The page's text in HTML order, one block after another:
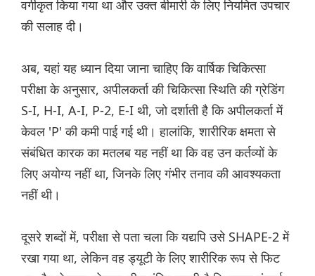
वर्गीकृत किया गया था और उक्त बीमारी के लिए नियमित उपचार
की सलाह दी।
अब, यहां यह ध्यान दिया जाना चाहिए कि वार्षिक चिकित्सा
परीक्षा के अनुसार, अपीलकर्ता की चिकित्सा स्थिति की ग्रेडिंग
S-I, H-I, A-I, P-2, E-I थी, जो दर्शाती है कि अपीलकर्ता में
केवल 'P' की कमी पाई गई थी। हालांकि, शारीरिक क्षमता से
संबंधित कारक का मतलब यह नहीं था कि वह उन कर्तव्यों के
लिए अयोग्य नहीं था, जिनके लिए गंभीर तनाव की आवश्यकता
नहीं थी।
दूसरे शब्दों में, परीक्षा से पता चला कि यद्यपि उसे SHAPE-2 में
रखा गया था, लेकिन वह ड्यूटी के लिए शारीरिक रूप से फिट